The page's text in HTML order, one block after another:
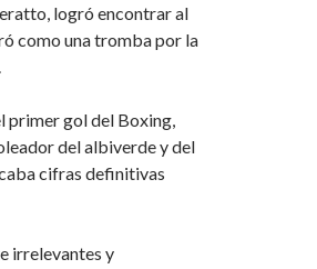
logró encontrar al
como una tromba por la
primer gol del Boxing,
del albiverde y del
cifras definitivas
irrelevantes y